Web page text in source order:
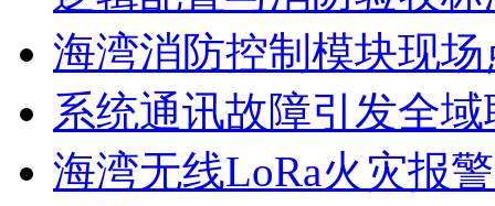
海湾消防控制模块现
系统通讯故障引发全
海湾无线LoRa火灾报